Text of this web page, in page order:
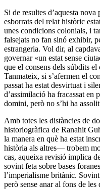
Si de resultes d’aquesta
esborrats del relat històric
unes condicions colonials, i
falsejats no fan sinó exhibir,
estrangeria. Vol dir, al
governar «un estat sense
que el consens dels súbdits
Tanmateix, si s’afermen el
passat ha estat desvirtuat i
d’assimilació ha fracassat en
domini, però no s’hi ha
Amb totes les distàncies de
historiogràfica de Ranahit
la manera en què ha estat
història als altres— trobem
cas, aqueixa revisió implica
sovint feta sobre bases
l’imperialisme britànic.
però sense anar al fons de